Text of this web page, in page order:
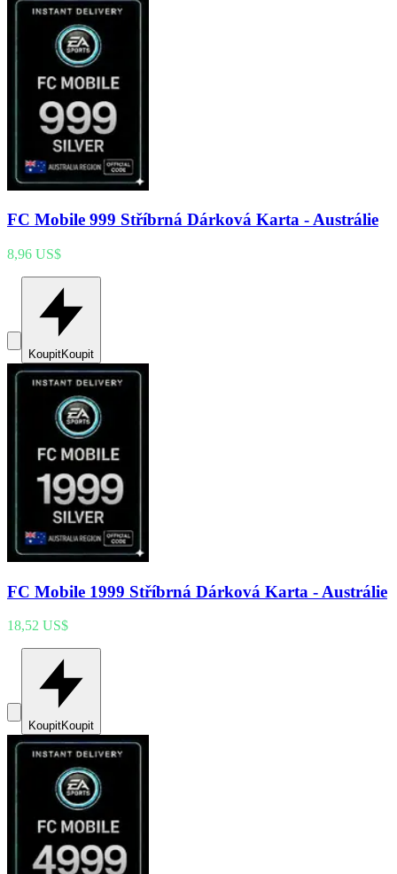
FC Mobile 999 Stříbrná Dárková Karta - Austrálie
8,96 US$
KoupitKoupit
FC Mobile 1999 Stříbrná Dárková Karta - Austrálie
18,52 US$
KoupitKoupit